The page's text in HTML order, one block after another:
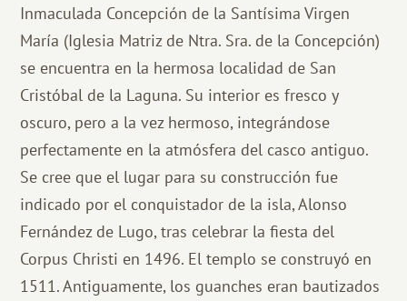
Inmaculada Concepción de la Santísima Virgen
María (Iglesia Matriz de Ntra. Sra. de la Concepción)
se encuentra en la hermosa localidad de San
Cristóbal de la Laguna. Su interior es fresco y
oscuro, pero a la vez hermoso, integrándose
perfectamente en la atmósfera del casco antiguo.
Se cree que el lugar para su construcción fue
indicado por el conquistador de la isla, Alonso
Fernández de Lugo, tras celebrar la fiesta del
Corpus Christi en 1496. El templo se construyó en
1511. Antiguamente, los guanches eran bautizados